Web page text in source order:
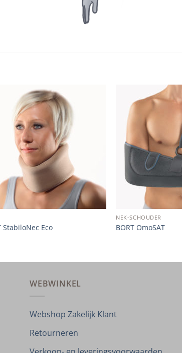
StabiloNec Eco
NEK-SCHOUDER
BORT OmoSAT
WEBWINKEL
Webshop Zakelijk Klant
Retourneren